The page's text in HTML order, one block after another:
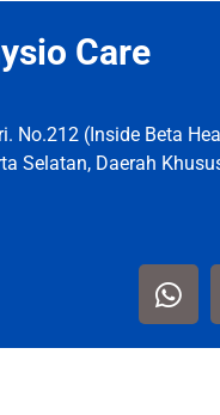
Care
No.212 (Inside Beta
Selatan, Daerah